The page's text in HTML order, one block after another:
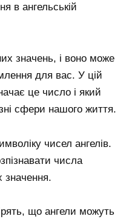
в ангельській
значень, і воно може
для вас. У цій
це число і який
сфери нашого життя.
чисел ангелів.
числа
значення.
що ангели можуть